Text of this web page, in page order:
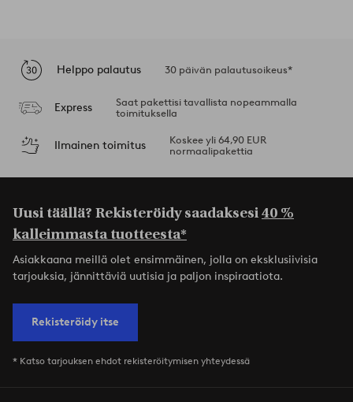
Helppo palautus 30 päivän palautusoikeus*
Express
Saat pakettisi tavallista nopeammalla
toimituksella
Ilmainen toimitus
Koskee yli 64,90 EUR
normaalipakettia
Uusi täällä? Rekisteröidy saadaksesi40 %
kalleimmasta tuotteesta*
Asiakkaana meillä olet ensimmäinen, jolla on eksklusiivisia
tarjouksia, jännittäviä uutisia ja paljon inspiraatiota.
Rekisteröidy itse
* Katso tarjouksen ehdot rekisteröitymisen yhteydessä